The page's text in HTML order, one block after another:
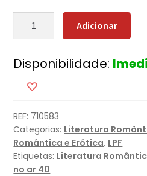
Quantidade
Livraria
Bloomsbury
Adicionar
Disponibilidade:
REF: 710583
Categorias: Literatura
Romântica e Erótica, LPF
Etiquetas: Literatura
no ar 40